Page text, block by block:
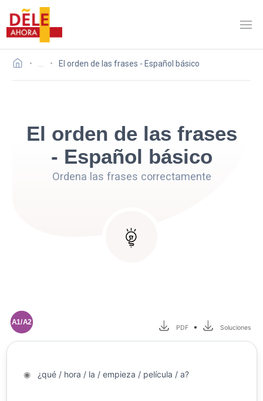
El orden de las frases - Español básico
El orden de las frases
- Español básico
Ordena las frases correctamente
A1/A2
PDF • Soluciones
◉¿qué / hora / la / empieza / película / a?